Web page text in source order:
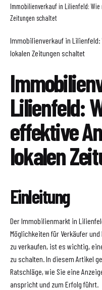
Immobilienverkauf in Lilienfeld:
Zeitungen schaltet
Immobilienverkauf in
lokalen Zeitungen schaltet
Lilienfeld:
effektive
lokalen
Einleitung
Der Immobilienmarkt in
Möglichkeiten für Verkäufer
zu verkaufen, ist es wichtig,
zu schalten. In diesem Artikel
Ratschläge, wie Sie eine
anspricht und zum Erfolg führt.